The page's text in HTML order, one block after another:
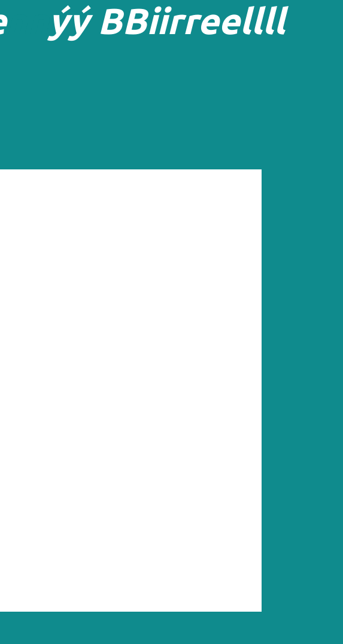
n ýý BBiirreellll